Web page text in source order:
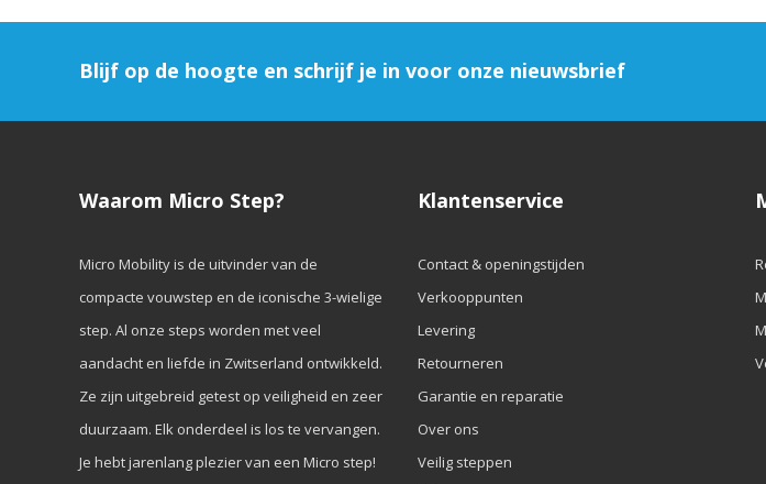
Blijf op de hoogte en schrijf je in voor onze nieuwsbrief
Waarom Micro Step?
Micro Mobility is de uitvinder van de
compacte vouwstep en de iconische 3-wielige
step. Al onze steps worden met veel
aandacht en liefde in Zwitserland ontwikkeld.
Ze zijn uitgebreid getest op veiligheid en zeer
duurzaam. Elk onderdeel is los te vervangen.
Je hebt jarenlang plezier van een Micro step!
Klantenservice
Contact & openingstijden
Verkooppunten
Levering
Retourneren
Garantie en reparatie
Over ons
Veilig steppen